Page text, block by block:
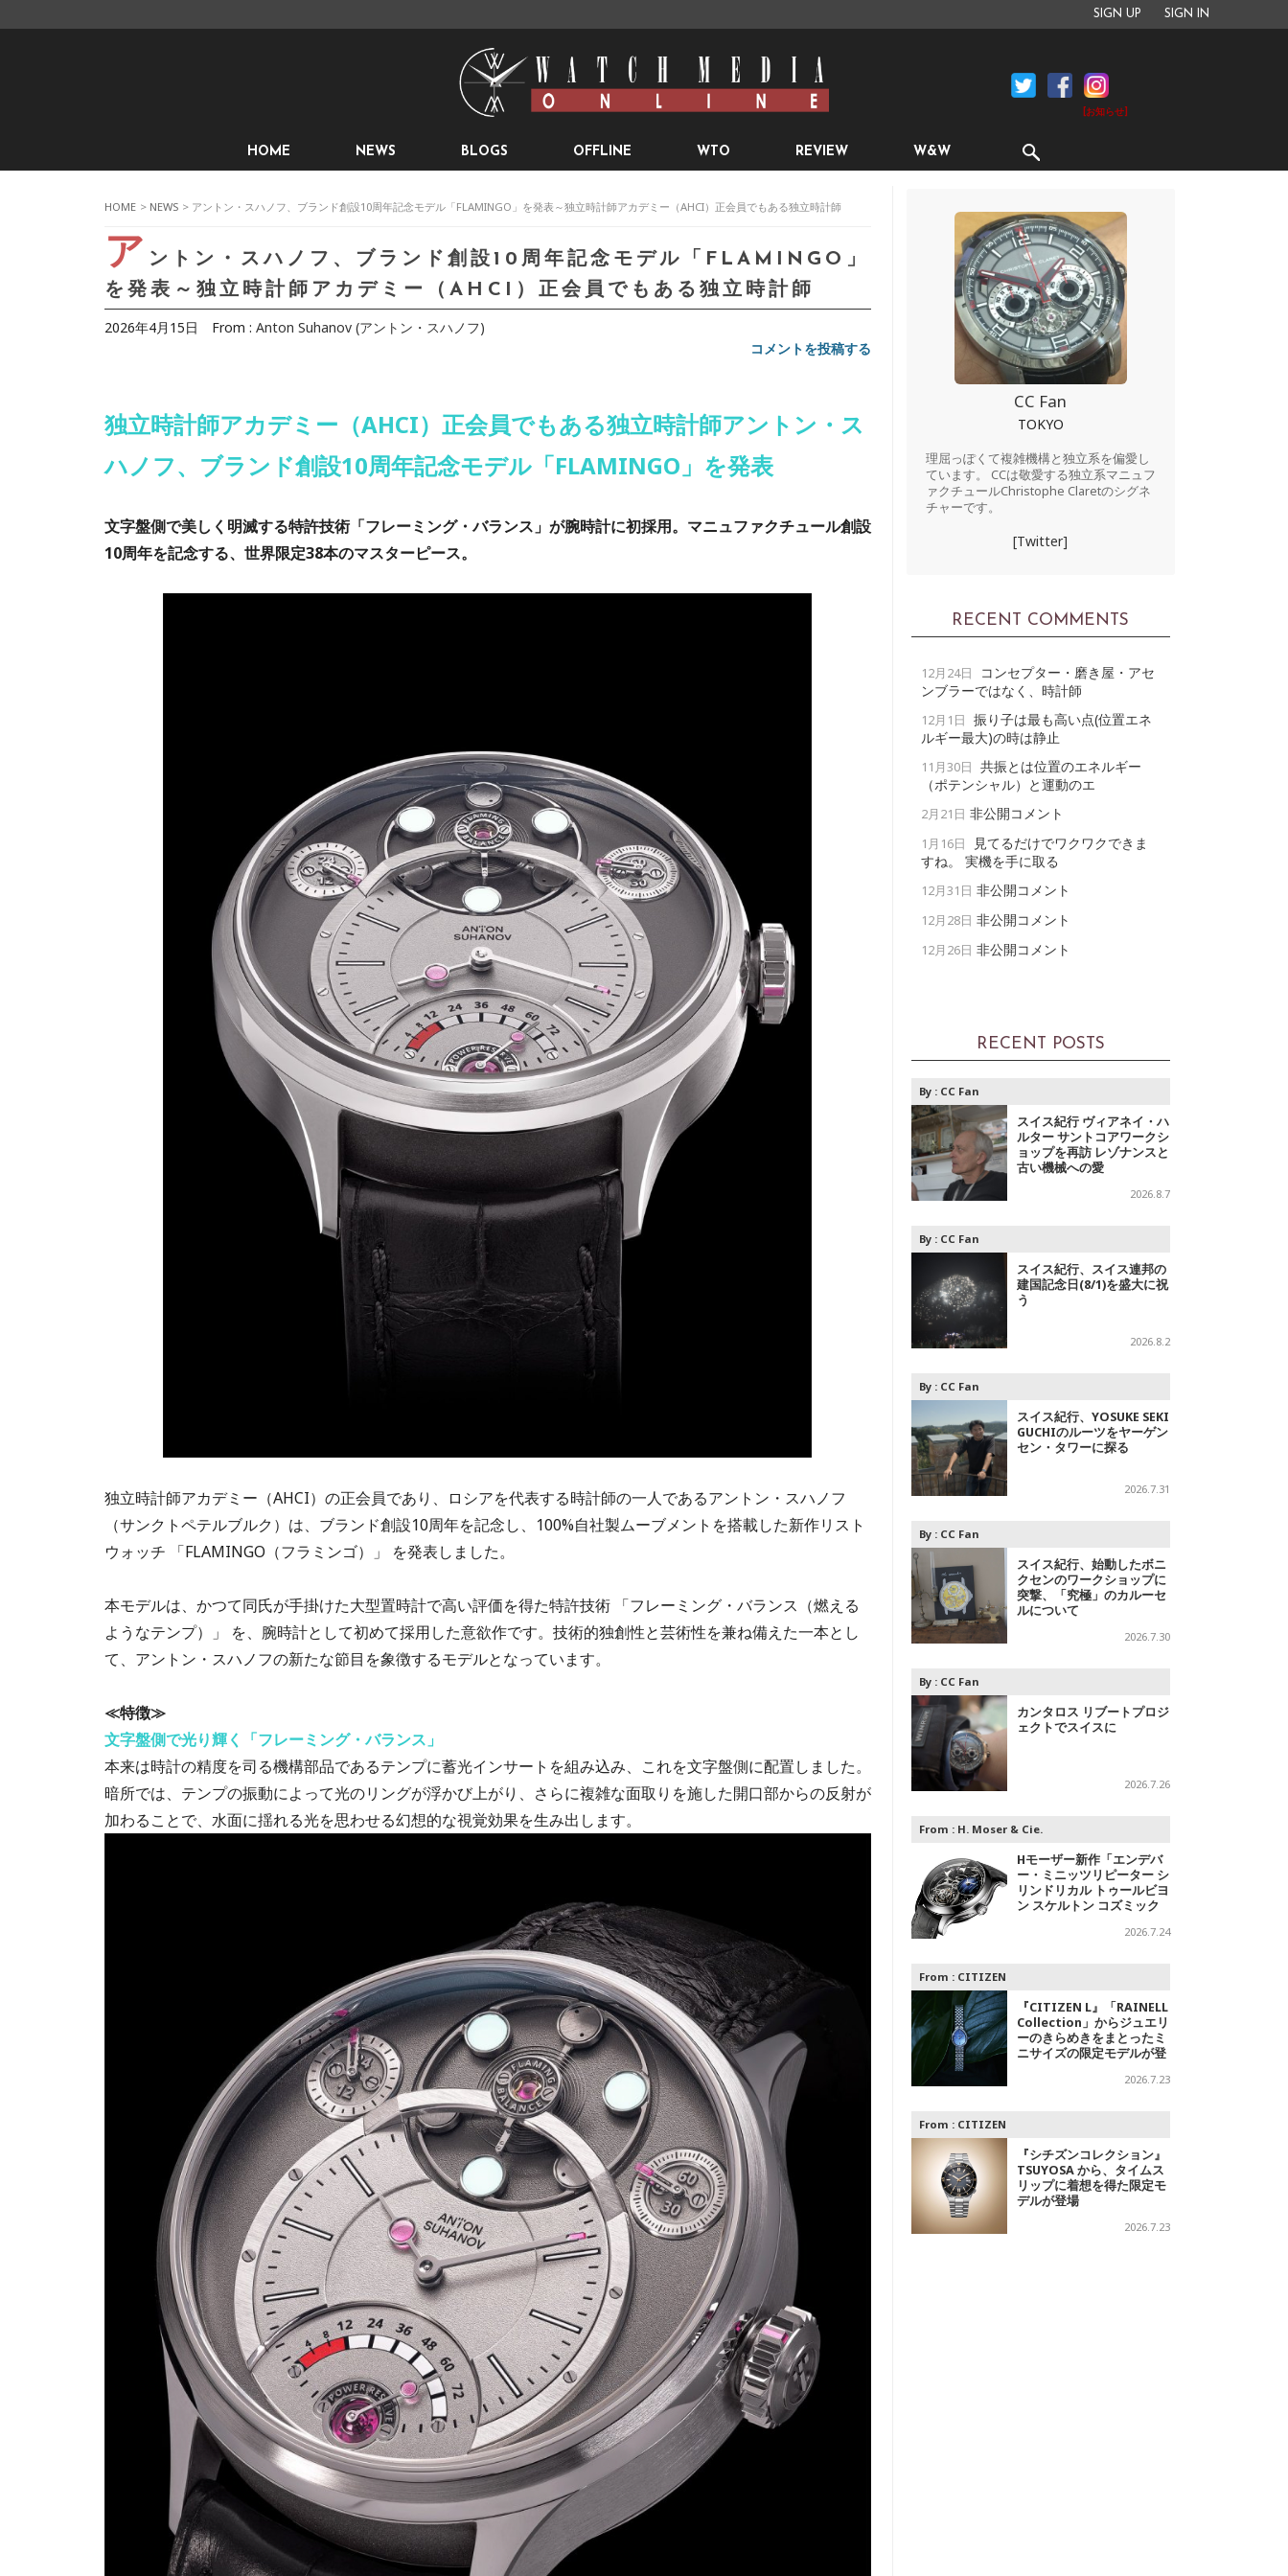
SIGN UP SIGN IN
[お知らせ]
HOME NEWS BLOGS OFFLINE WTO REVIEW W&W
HOME > NEWS > アントン・スハノフ、ブランド創設10周年記念モデル「FLAMINGO」を発表～独立時計師アカデミー（AHCI）正会員でもある独立時計師
ア ントン・スハノフ、ブランド創設10周年記念モデル「FLAMINGO」
を発表～独立時計師アカデミー（AHCI）正会員でもある独立時計師
2026年4月15日 From : Anton Suhanov (アントン・スハノフ)
コメントを投稿する
独立時計師アカデミー（AHCI）正会員でもある独立時計師アントン・ス
ハノフ、ブランド創設10周年記念モデル「FLAMINGO」を発表
文字盤側で美しく明滅する特許技術「フレーミング・バランス」が腕時計に初採用。マニュファクチュール創設
10周年を記念する、世界限定38本のマスターピース。
独立時計師アカデミー（AHCI）の正会員であり、ロシアを代表する時計師の一人であるアントン・スハノフ
（サンクトペテルブルク）は、ブランド創設10周年を記念し、100%自社製ムーブメントを搭載した新作リスト
ウォッチ 「FLAMINGO（フラミンゴ）」 を発表しました。
本モデルは、かつて同氏が手掛けた大型置時計で高い評価を得た特許技術 「フレーミング・バランス（燃える
ようなテンプ）」 を、腕時計として初めて採用した意欲作です。技術的独創性と芸術性を兼ね備えた一本とし
て、アントン・スハノフの新たな節目を象徴するモデルとなっています。
≪特徴≫
文字盤側で光り輝く「フレーミング・バランス」
本来は時計の精度を司る機構部品であるテンプに蓄光インサートを組み込み、これを文字盤側に配置しました。
暗所では、テンプの振動によって光のリングが浮かび上がり、さらに複雑な面取りを施した開口部からの反射が
加わることで、水面に揺れる光を思わせる幻想的な視覚効果を生み出します。
CC Fan
TOKYO
理屈っぽくて複雑機構と独立系を偏愛し
ています。 CCは敬愛する独立系マニュフ
ァクチュールChristophe Claretのシグネ
チャーです。
[Twitter]
RECENT COMMENTS
12月24日
コンセプター・磨き屋・アセ
ンブラーではなく、時計師
12月1日 振り子は最も高い点(位置エネ
ルギー最大)の時は静止
11月30日 共振とは位置のエネルギー
（ポテンシャル）と運動のエ
2月21日 非公開コメント
1月16日
見てるだけでワクワクできま
すね。 実機を手に取る
12月31日 非公開コメント
12月28日 非公開コメント
12月26日 非公開コメント
RECENT POSTS
By : CC Fan
スイス紀行 ヴィアネイ・ハ
ルター サントコアワークシ
ョップを再訪 レゾナンスと
古い機械への愛
2026.8.7
By : CC Fan
スイス紀行、スイス連邦の
建国記念日(8/1)を盛大に祝
う
2026.8.2
By : CC Fan
スイス紀行、YOSUKE SEKI
GUCHIのルーツをヤーゲン
セン・タワーに探る
2026.7.31
By : CC Fan
スイス紀行、始動したボニ
クセンのワークショップに
突撃、「究極」のカルーセ
ルについて
2026.7.30
By : CC Fan
カンタロス リブートプロジ
ェクトでスイスに
2026.7.26
From : H. Moser & Cie.
Hモーザー新作「エンデバ
ー・ミニッツリピーター シ
リンドリカル トゥールビヨ
ン スケルトン コズミック
2026.7.24
From : CITIZEN
『CITIZEN L』「RAINELL
Collection」からジュエリ
ーのきらめきをまとったミ
ニサイズの限定モデルが登
2026.7.23
From : CITIZEN
『シチズンコレクション』
TSUYOSA から、タイムス
リップに着想を得た限定モ
デルが登場
2026.7.23